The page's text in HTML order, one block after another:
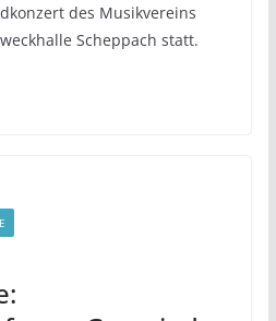
des Musikvereins
Scheppach statt.